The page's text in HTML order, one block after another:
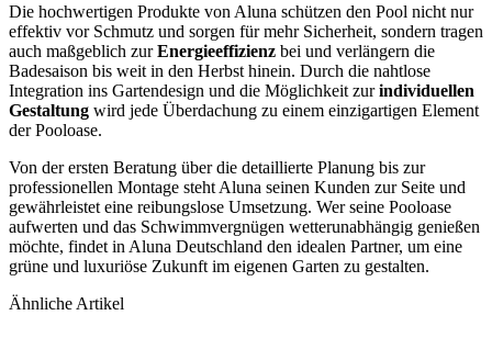
Die hochwertigen Produkte von Aluna schützen den Pool nicht nur
effektiv vor Schmutz und sorgen für mehr Sicherheit, sondern tragen
auch maßgeblich zurEnergieeffizienz bei und verlängern die
Badesaison bis weit in den Herbst hinein. Durch die nahtlose
Integration ins Gartendesign und die Möglichkeit zurindividuellen
Gestaltung wird jede Überdachung zu einem einzigartigen Element
der Pooloase.
Von der ersten Beratung über die detaillierte Planung bis zur
professionellen Montage steht Aluna seinen Kunden zur Seite und
gewährleistet eine reibungslose Umsetzung. Wer seine Pooloase
aufwerten und das Schwimmvergnügen wetterunabhängig genießen
möchte, findet in Aluna Deutschland den idealen Partner, um eine
grüne und luxuriöse Zukunft im eigenen Garten zu gestalten.
Ähnliche Artikel